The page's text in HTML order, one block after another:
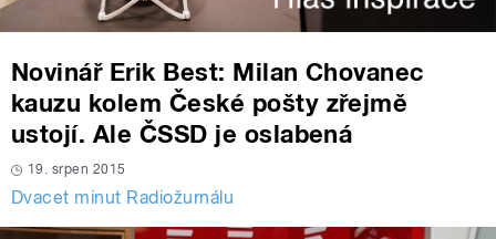
Novinář Erik Best: Milan Chovanec
kauzu kolem České pošty zřejmě
ustojí. Ale ČSSD je oslabená
19. srpen 2015
Dvacet minut Radiožurnálu